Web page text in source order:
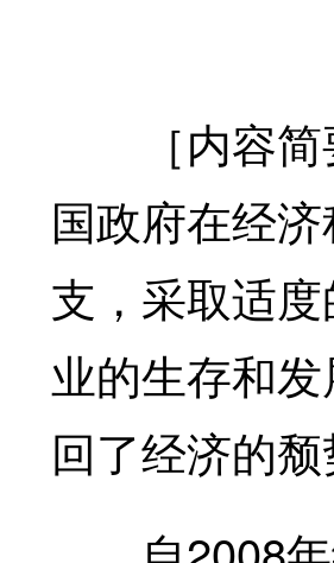
［内容
国政府在经
支，采取适
业的生存和
回了经济的颓